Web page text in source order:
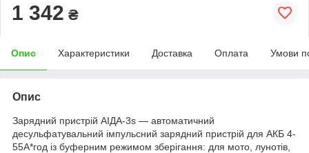
1 342 ₴
Опис Характеристики Доставка Оплата Умови
Опис
Зарядний пристрій АІДА-3s — автоматичний
десульфатувальний імпульсний зарядний пристрій для АКБ 4-
55А*год із буферним режимом зберігання: для мото, лунотів,